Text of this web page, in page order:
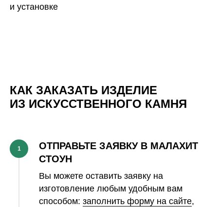
и установке
КАК ЗАКАЗАТЬ ИЗДЕЛИЕ
ИЗ ИСКУССТВЕННОГО КАМНЯ
1
ОТПРАВЬТЕ ЗАЯВКУ В МАЛАХИТ
СТОУН
Вы можете оставить заявку на
изготовление любым удобным вам
способом: заполнить форму на сайте,